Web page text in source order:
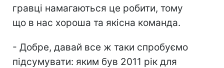
гравці намагаються це робити, тому
що в нас хороша та якісна команда.
- Добре, давай все ж таки спробуємо
підсумувати: яким був 2011 рік для